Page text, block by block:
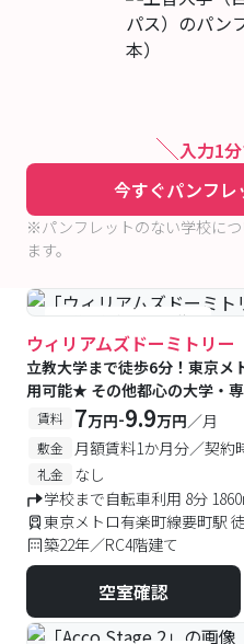
入力1
今すぐパンフレ
※パンフレットのない学校に
ます。
#予約受付中 #空室待ち
ウィリアムズドーミトリー
立教大学まで徒歩6分！東京メ
用可能★ その他都心の大学・
賃料 7万円-9.9万円／月
敷金 月額賃料1か月分／契約
礼金
なし
学校まで自転車利用 8分
東京メトロ有楽町線要町駅
築22年／RC4階建て
空室確認